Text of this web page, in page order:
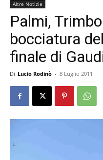
Altre Notizie
Palmi,
bocciatura
finale di
Di Lucio Rodinò - 8 Luglio 2011